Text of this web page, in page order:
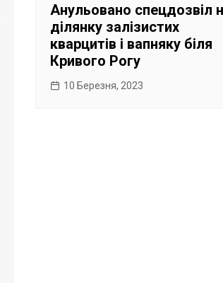
Анульовано спецдозвіл
ділянку залізистих
кварцитів і вапняку біля
Кривого Рогу
10 Березня, 2023